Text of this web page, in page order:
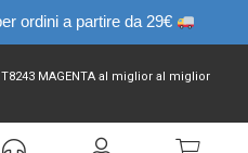
ordini a partire da 29€
MAGENTA al miglior al miglior